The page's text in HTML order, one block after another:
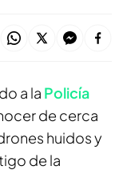
a la Policía
de cerca
huidos y
de la